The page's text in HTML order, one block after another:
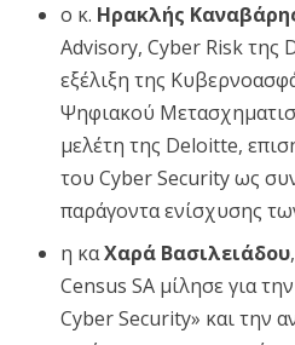
ο κ. Ηρακλής
Advisory, Cyber Risk της
εξέλιξη της
Ψηφιακού
μελέτη της Deloitte,
του Cyber Security ως
παράγοντα ενίσχυσης
η καΧαρά Βασιλειάδου
Census SA μίλησε για
Cyber Security» και την